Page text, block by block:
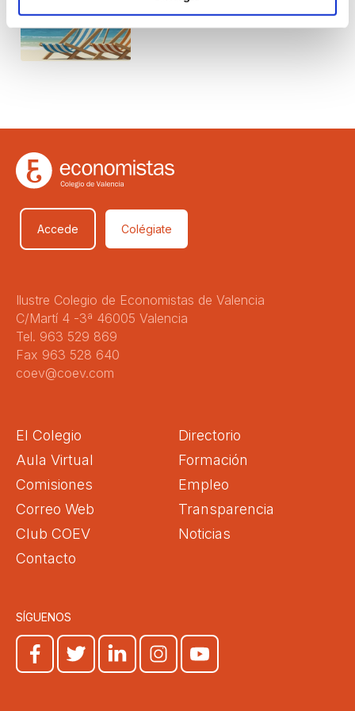
agosto
Accede Colégiate
Ilustre Colegio de Economistas de Valencia
C/Martí 4 -3ª 46005 Valencia
Tel. 963 529 869
Fax 963 528 640
coev@coev.com
El Colegio
Directorio
Aula Virtual
Formación
Comisiones
Empleo
Correo Web
Transparencia
Club COEV
Noticias
Contacto
SÍGUENOS